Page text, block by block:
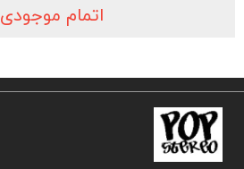
اتمام موجودی